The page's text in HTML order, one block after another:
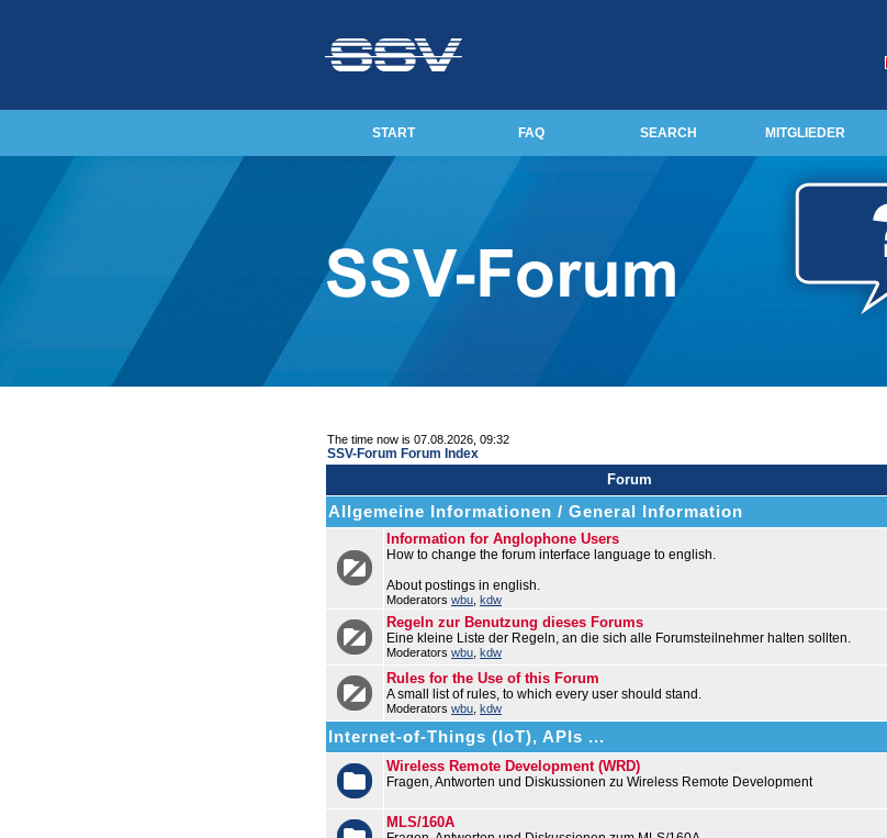
START FAQ SEARCH MITGLIEDER
The time now is 07.08.2026, 09:32
SSV-Forum Forum Index
Forum
Allgemeine Informationen / General Information
Information for Anglophone Users
How to change the forum interface language to english.
About postings in english.
Moderators wbu kdw
Regeln zur Benutzung dieses Forums
Eine kleine Liste der Regeln, an die sich alle Forumsteilnehmer halten sollten.
Moderators wbu kdw
Rules for the Use of this Forum
A small list of rules, to which every user should stand.
Moderators wbu kdw
Internet-of-Things (IoT), APIs ...
Wireless Remote Development (WRD)
Fragen, Antworten und Diskussionen zu Wireless Remote Development
MLS/160A